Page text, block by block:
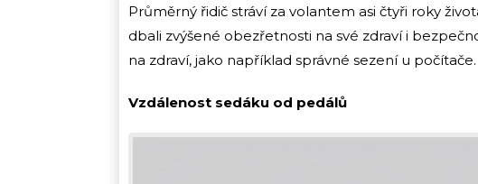
Průměrný řidič stráví za volantem asi čtyři roky
dbali zvýšené obezřetnosti na své zdraví i
na zdraví, jako například správné sezení u počítače.
Vzdálenost sedáku od pedálů